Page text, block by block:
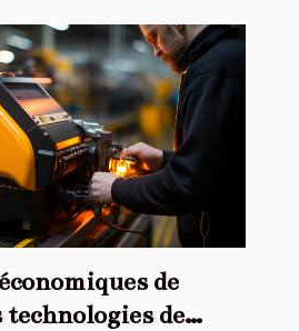
de
technologies de